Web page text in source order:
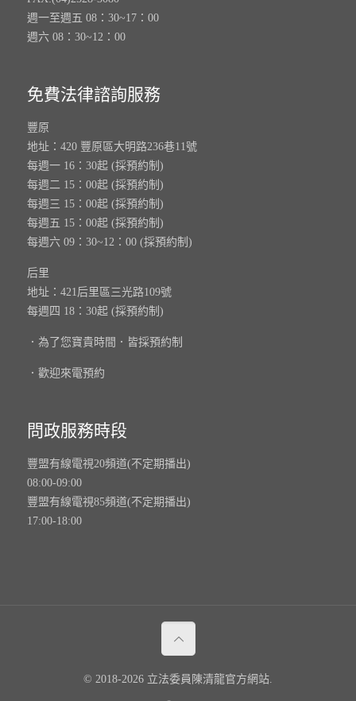
週一至週五 08：30~17：00
週六 08：30~12：00
免費法律諮詢服務
豐原
地址：420 豐原區大明路236巷11號
每週一 16：30起 (採預約制)
每週二 15：00起 (採預約制)
每週三 15：00起 (採預約制)
每週五 15：00起 (採預約制)
每週六 09：30~12：00 (採預約制)
后里
地址：421后里區三光路109號
每週四 18：30起 (採預約制)
．為了您寶貴時間．皆採預約制
．歡迎來電預約
問政服務時段
豐盟有線電視20頻道(不定期播出)
08:00-09:00
豐盟有線電視85頻道(不定期播出)
17:00-18:00
© 2018-2026 立法委員陳清龍官方網站.